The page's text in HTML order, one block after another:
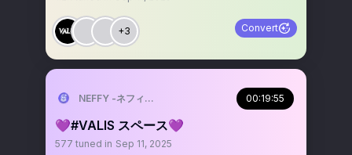
+3 Convert
NEFFY -ネフィ-（VALIS） 00:19:55
💜#VALIS スペース💜
577 tuned in Sep 11, 2025